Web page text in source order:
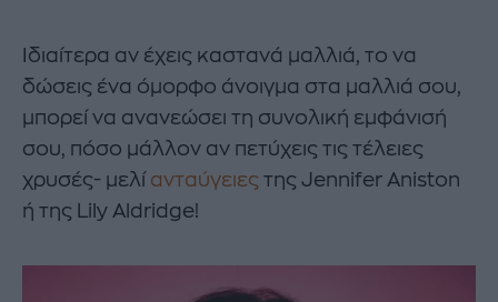
Ιδιαίτερα αν έχεις καστανά μαλλιά, το να
δώσεις ένα όμορφο άνοιγμα στα μαλλιά σου,
μπορεί να ανανεώσει τη συνολική εμφάνισή
σου, πόσο μάλλον αν πετύχεις τις τέλειες
χρυσές- μελί ανταύγειες της Jennifer Aniston
ή της Lily Aldridge!